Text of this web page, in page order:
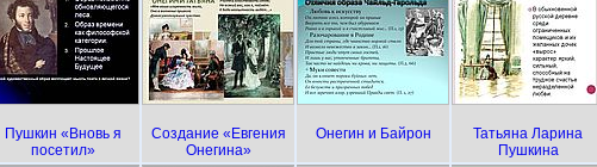
Пушкин «Вновь я
посетил»
Создание «Евгения
Онегина»
Онегин и Байрон
Татьяна Ларина
Пушкина